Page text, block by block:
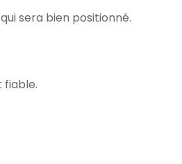
sera bien positionné.
fiable.